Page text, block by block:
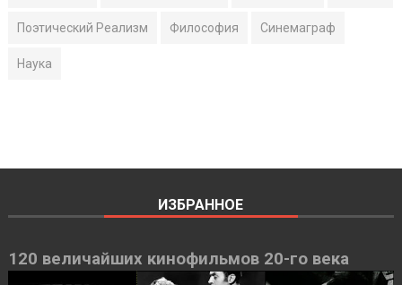
Поэтический Реализм Философия Синемаграф
Наука
ИЗБРАННОЕ
120 величайших кинофильмов 20-го века